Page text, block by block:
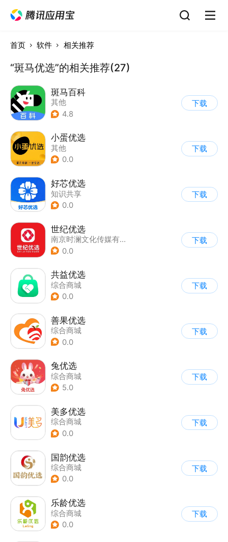
首页 软件 相关推荐
“斑马优选”的相关推荐(27)
斑马百科
其他
4.8
下载
小蛋优选
其他
0.0
下载
好芯优选
知识共享
0.0
下载
世纪优选
南京时澜文化传媒有限公司
0.0
下载
共益优选
综合商城
0.0
下载
善果优选
综合商城
0.0
下载
兔优选
综合商城
5.0
下载
美多优选
综合商城
0.0
下载
国韵优选
综合商城
0.0
下载
乐龄优选
综合商城
0.0
下载